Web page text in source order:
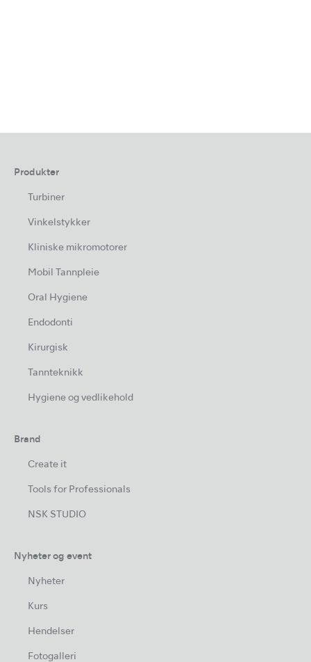
Produkter
Turbiner
Vinkelstykker
Kliniske mikromotorer
Mobil Tannpleie
Oral Hygiene
Endodonti
Kirurgisk
Tannteknikk
Hygiene og vedlikehold
Brand
Create it
Tools for Professionals
NSK STUDIO
Nyheter og event
Nyheter
Kurs
Hendelser
Fotogalleri